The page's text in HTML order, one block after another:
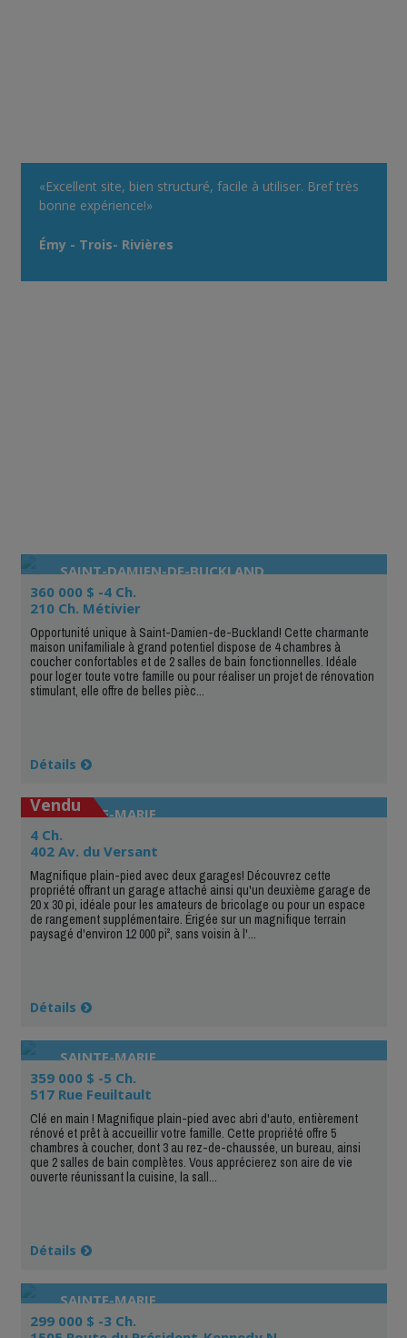
«Excellent site, bien structuré, facile à utiliser. Bref très
bonne expérience!»
Émy - Trois- Rivières
SAINT-DAMIEN-DE-BUCKLAND
360 000 $ -4 Ch.
210 Ch. Métivier
Opportunité unique à Saint-Damien-de-Buckland! Cette charmante
maison unifamiliale à grand potentiel dispose de 4 chambres à
coucher confortables et de 2 salles de bain fonctionnelles. Idéale
pour loger toute votre famille ou pour réaliser un projet de rénovation
stimulant, elle offre de belles pièc...
Détails
SAINTE-MARIE
Vendu
4 Ch.
402 Av. du Versant
Magnifique plain-pied avec deux garages! Découvrez cette
propriété offrant un garage attaché ainsi qu'un deuxième garage de
20 x 30 pi, idéale pour les amateurs de bricolage ou pour un espace
de rangement supplémentaire. Érigée sur un magnifique terrain
paysagé d'environ 12 000 pi², sans voisin à l'...
Détails
SAINTE-MARIE
359 000 $ -5 Ch.
517 Rue Feuiltault
Clé en main ! Magnifique plain-pied avec abri d'auto, entièrement
rénové et prêt à accueillir votre famille. Cette propriété offre 5
chambres à coucher, dont 3 au rez-de-chaussée, un bureau, ainsi
que 2 salles de bain complètes. Vous apprécierez son aire de vie
ouverte réunissant la cuisine, la sall...
Détails
SAINTE-MARIE
299 000 $ -3 Ch.